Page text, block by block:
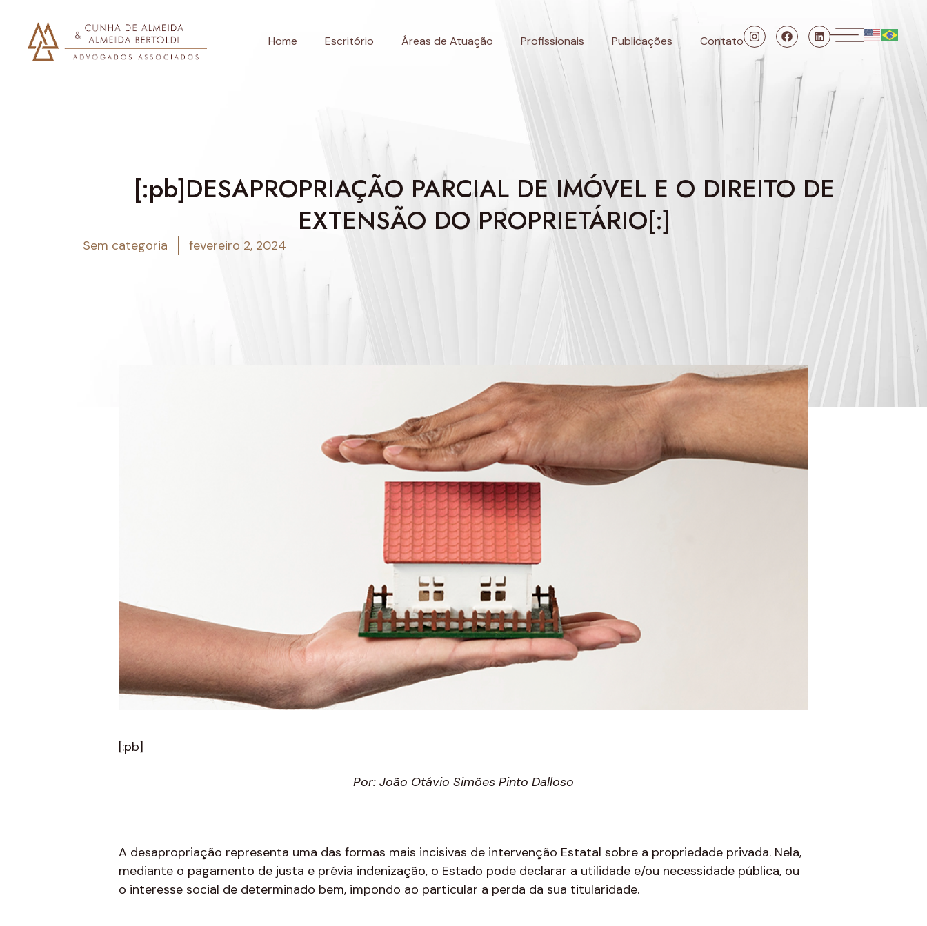
Home Escritório Áreas de Atuação Profissionais Publicações Contato
[:pb]DESAPROPRIAÇÃO PARCIAL DE IMÓVEL E O DIREITO DE
EXTENSÃO DO PROPRIETÁRIO[:]
Sem categoria fevereiro 2, 2024
[:pb]
Por: João Otávio Simões Pinto Dalloso
A desapropriação representa uma das formas mais incisivas de intervenção Estatal sobre a propriedade privada. Nela,
mediante o pagamento de justa e prévia indenização, o Estado pode declarar a utilidade e/ou necessidade pública, ou
o interesse social de determinado bem, impondo ao particular a perda da sua titularidade.